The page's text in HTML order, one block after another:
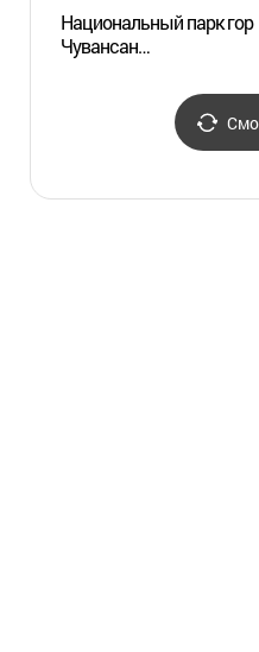
Национальный парк гор
Чувансан